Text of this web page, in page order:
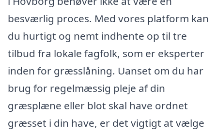
besværlig proces. Med vores platform kan
du hurtigt og nemt indhente op til tre
tilbud fra lokale fagfolk, som er eksperter
inden for græsslåning. Uanset om du har
brug for regelmæssig pleje af din
græsplæne eller blot skal have ordnet
græsset i din have, er det vigtigt at vælge